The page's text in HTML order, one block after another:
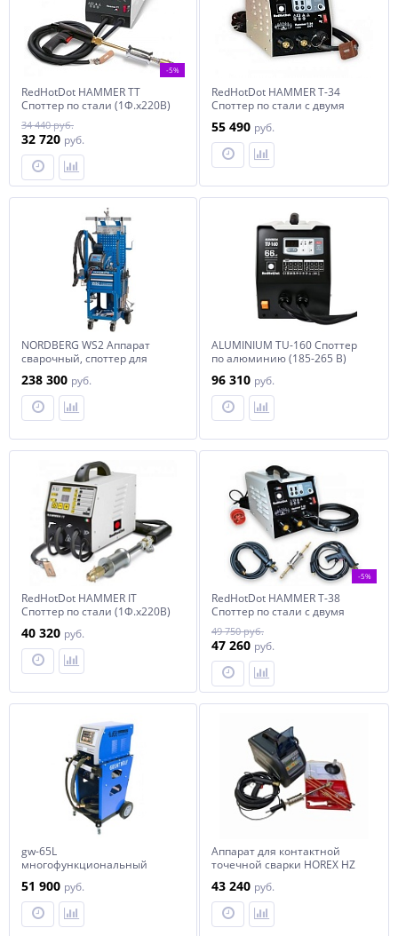
-5%
RedHotDot HAMMER TТ
Споттер по стали (1Ф.х220B)
арт. 048782
34 440 руб.
32 720 руб.
RedHotDot HAMMER T-34
Споттер по стали с двумя
010314
55 490 руб.
NORDBERG WS2 Аппарат
сварочный, споттер для
238 300 руб.
ALUMINIUM TU-160 Споттер
по алюминию (185-265 В)
96 310 руб.
RedHotDot HAMMER IT
Споттер по стали (1Ф.х220B)
40 320 руб.
-5%
RedHotDot HAMMER T-38
Споттер по стали с двумя
пистолетами (2Ф.х380B) арт.
022973
49 750 руб.
47 260 руб.
gw-65L
многофункциональный
51 900 руб.
Аппарат для контактной
точечной сварки HOREX HZ
43 240 руб.